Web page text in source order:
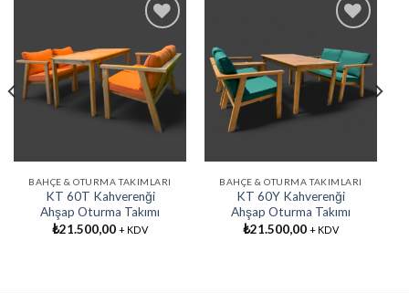
Favorilere
Ekle
BAHÇE & OTURMA TAKIMLARI
KT 60T Kahverenği
Ahşap Oturma Takımı
₺21.500,00 + KDV
Favorilere
Ekle
BAHÇE & OTURMA TAKIMLARI
KT 60Y Kahverenği
Ahşap Oturma Takımı
₺21.500,00 + KDV